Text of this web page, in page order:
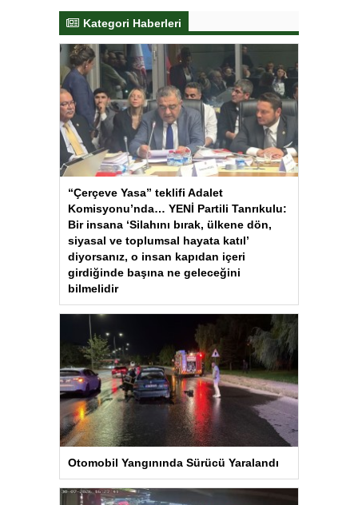
Kategori Haberleri
“Çerçeve Yasa” teklifi Adalet
Komisyonu’nda… YENİ Partili Tanrıkulu:
Bir insana ‘Silahını bırak, ülkene dön,
siyasal ve toplumsal hayata katıl’
diyorsanız, o insan kapıdan içeri
girdiğinde başına ne geleceğini
bilmelidir
Otomobil Yangınında Sürücü Yaralandı